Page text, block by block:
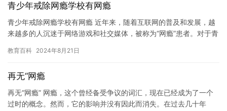
青少年戒除网瘾学校有网瘾
青少年戒除网瘾学校有网瘾 近年来，随着互联网的普及和发展，越
来越多的人沉迷于网络游戏和社交媒体，被称为“网瘾”患者。对于青
教育百科 2024年8月21日
再无“网瘾
再无“网瘾” 网瘾，这个曾经备受争议的词汇，现在已经成为了一个
过时的概念。然而，它的影响并没有因此而消失。在过去几十年